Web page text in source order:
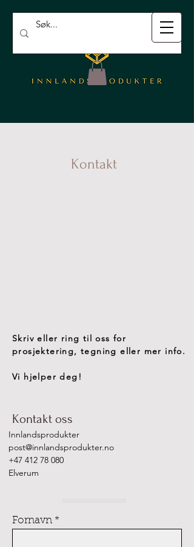
Kontakt
Skriv eller ring til oss for
prosjektering, tegning eller mer info.
Vi hjelper deg!
Kontakt oss
Innlandsprodukter
post@innlandsprodukter.no
+47 412 78 080
Elverum
Fornavn